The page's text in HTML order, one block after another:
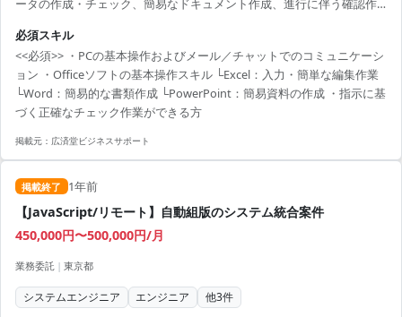
ータの作成・チェック、簡易なドキュメント作成、進行に伴う確認作
ドのバランスが求められます。
必須スキル
<<必須>> ・PCの基本操作およびメール／チャットでのコミュニケーシ
ョン ・Officeソフトの基本操作スキル └Excel：入力・簡単な編集作業
└Word：簡易的な書類作成 └PowerPoint：簡易資料の作成 ・指示に基
づく正確なチェック作業ができる方
掲載元： 広済堂ビジネスサポート
掲載終了 1年前
【JavaScript/リモート】自動組版のシステム統合案件
450,000円〜500,000円/月
業務委託 | 東京都
システムエンジニア エンジニア 他3件